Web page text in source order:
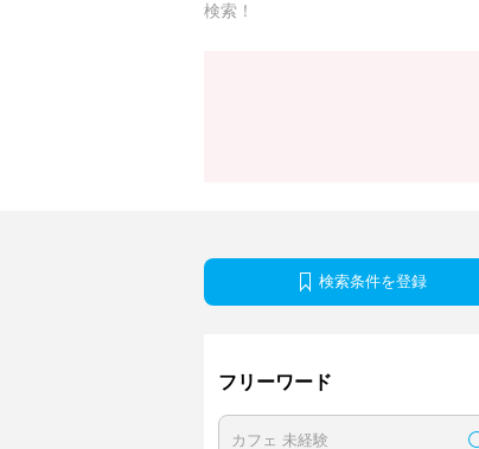
検索！
検索条件を登録
フリーワード